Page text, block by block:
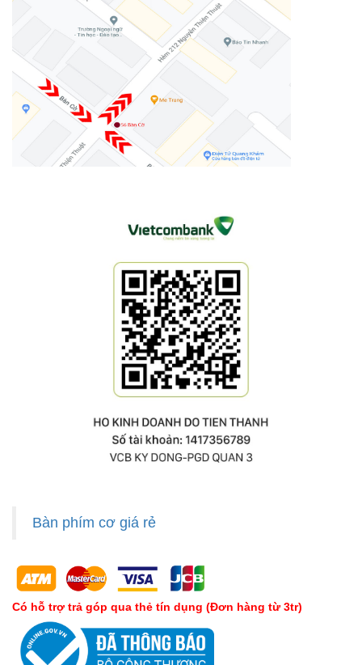
Bàn phím cơ giá rẻ
Có hỗ trợ trả góp qua thẻ tín dụng (Đơn hàng từ 3tr)